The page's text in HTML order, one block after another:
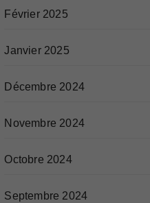
Février 2025
Janvier 2025
Décembre 2024
Novembre 2024
Octobre 2024
Septembre 2024